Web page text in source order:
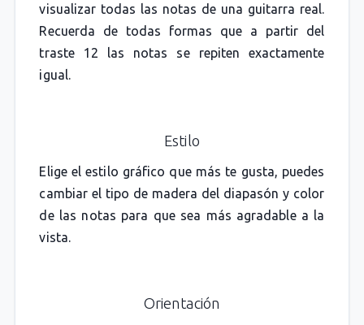
visualizar todas las notas de una guitarra real.
Recuerda de todas formas que a partir del
traste 12 las notas se repiten exactamente
igual.
Estilo
Elige el estilo gráfico que más te gusta, puedes
cambiar el tipo de madera del diapasón y color
de las notas para que sea más agradable a la
vista.
Orientación